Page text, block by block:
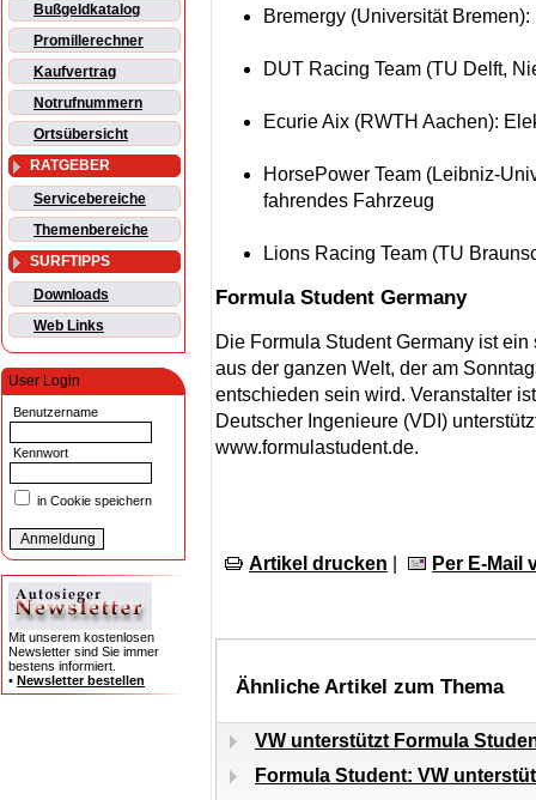
Bußgeldkatalog
Promillerechner
Kaufvertrag
Notrufnummern
Ortsübersicht
RATGEBER
Servicebereiche
Themenbereiche
SURFTIPPS
Downloads
Web Links
User Login
Benutzername
Kennwort
in Cookie speichern
Mit unserem kostenlosen
Newsletter sind Sie immer
bestens informiert.
• Newsletter bestellen
Bremergy (Universität
DUT Racing Team (TU Delft,
Ecurie Aix (RWTH Aachen):
HorsePower Team (Leibniz-
fahrendes Fahrzeug
Lions Racing Team (TU
Formula Student Germany
Die Formula Student Germany ist
aus der ganzen Welt, der am
entschieden sein wird. Veranstalter
Deutscher Ingenieure (VDI)
www.formulastudent.de.
Artikel drucken Per E-Mail
Ähnliche Artikel zum Thema
VW unterstützt Formula
Formula Student: VW